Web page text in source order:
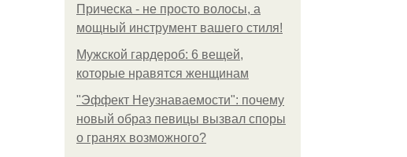
Прическа - не просто волосы, а
мощный инструмент вашего стиля!
Мужской гардероб: 6 вещей,
которые нравятся женщинам
"Эффект Неузнаваемости": почему
новый образ певицы вызвал споры
о гранях возможного?